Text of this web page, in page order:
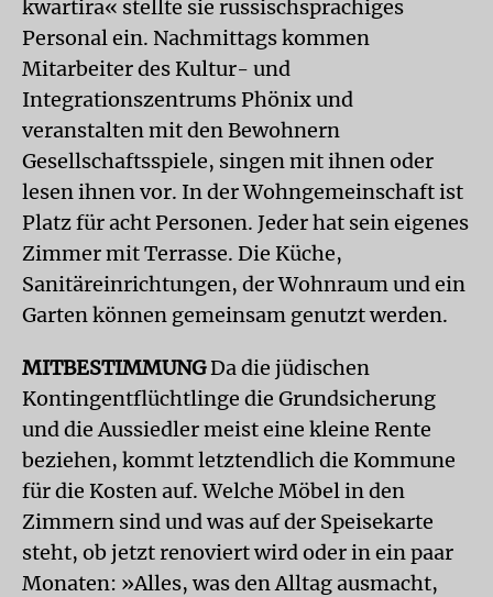
kwartira« stellte sie russischsprachiges
Personal ein. Nachmittags kommen
Mitarbeiter des Kultur- und
Integrationszentrums Phönix und
veranstalten mit den Bewohnern
Gesellschaftsspiele, singen mit ihnen oder
lesen ihnen vor. In der Wohngemeinschaft ist
Platz für acht Personen. Jeder hat sein eigenes
Zimmer mit Terrasse. Die Küche,
Sanitäreinrichtungen, der Wohnraum und ein
Garten können gemeinsam genutzt werden.
MITBESTIMMUNGDa die jüdischen
Kontingentflüchtlinge die Grundsicherung
und die Aussiedler meist eine kleine Rente
beziehen, kommt letztendlich die Kommune
für die Kosten auf. Welche Möbel in den
Zimmern sind und was auf der Speisekarte
steht, ob jetzt renoviert wird oder in ein paar
Monaten: »Alles, was den Alltag ausmacht,